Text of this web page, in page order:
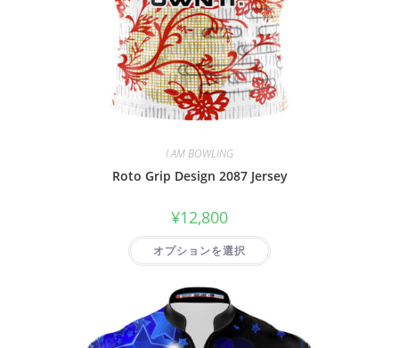
I AM BOWLING
Roto Grip Design 2087 Jersey
¥12,800
オプションを選択